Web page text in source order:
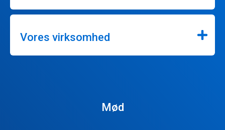
Vores virksomhed
Mød